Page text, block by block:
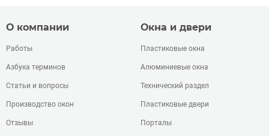
О компании
Работы
Азбука терминов
Статьи и вопросы
Производство окон
Отзывы
Окна и двери
Пластиковые окна
Алюминиевые окна
Технический раздел
Пластиковые двери
Порталы